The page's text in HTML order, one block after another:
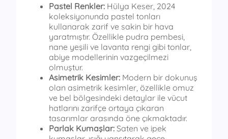
Pastel Renkler: Hülya Keser, 2024
koleksiyonunda pastel tonları
kullanarak zarif ve sakin bir hava
yaratmıştır. Özellikle pudra pembesi,
nane yeşili ve lavanta rengi gibi tonlar,
abiye modellerinin vazgeçilmezi
olmuştur.
Asimetrik Kesimler: Modern bir dokunuş
olan asimetrik kesimler, özellikle omuz
ve bel bölgesindeki detaylar ile vücut
hatlarını zarifçe ortaya çıkaran
tasarımlar arasında öne çıkmaktadır.
Parlak Kumaşlar: Saten ve ipek